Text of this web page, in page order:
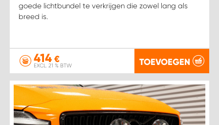
goede lichtbundel te verkrijgen die zowel lang als
breed is.
414 €
EXCL. 21 % BTW TOEVOEGEN